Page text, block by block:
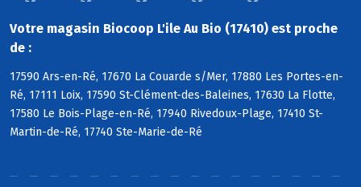
Votre magasin Biocoop L'ile Au Bio (17410) est proche
de :
17590 Ars-en-Ré, 17670 La Couarde s/Mer, 17880 Les Portes-en-
Ré, 17111 Loix, 17590 St-Clément-des-Baleines, 17630 La Flotte,
17580 Le Bois-Plage-en-Ré, 17940 Rivedoux-Plage, 17410 St-
Martin-de-Ré, 17740 Ste-Marie-de-Ré